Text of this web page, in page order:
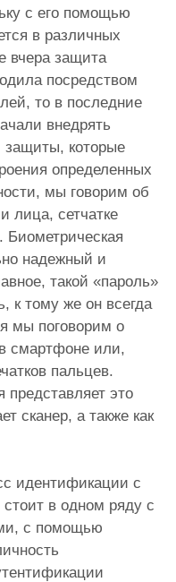
с его помощью
в различных
вчера защита
посредством
то в последние
внедрять
защиты, которые
определенных
мы говорим об
лица, сетчатке
Биометрическая
надежный и
такой «пароль»
к тому же он всегда
мы поговорим о
смартфоне или,
пальцев.
представляет это
сканер, а также как
идентификации с
в одном ряду с
с помощью